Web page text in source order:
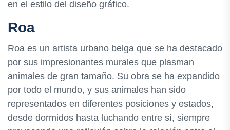
en el estilo del diseño gráfico.
Roa
Roa es un artista urbano belga que se ha destacado
por sus impresionantes murales que plasman
animales de gran tamaño. Su obra se ha expandido
por todo el mundo, y sus animales han sido
representados en diferentes posiciones y estados,
desde dormidos hasta luchando entre sí, siempre